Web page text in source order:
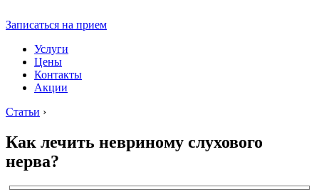
Записаться на прием
Услуги
Цены
Контакты
Акции
Статьи ›
Как лечить невриному слухового
нерва?